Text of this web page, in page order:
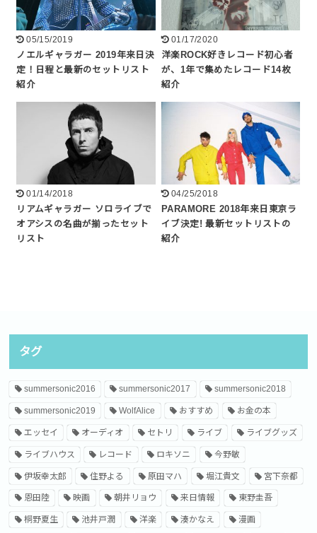
05/15/2019
ノエルギャラガー 2019年来日決
定！日程と最新のセットリスト
紹介
01/17/2020
洋楽ROCK好きレコード初心者
が、1年で集めたレコード14枚
紹介
01/14/2018
リアムギャラガー ソロライブで
オアシスの名曲が揃ったセット
リスト
04/25/2018
PARAMORE 2018年来日東京ラ
イブ決定! 最新セットリストの
紹介
タグ
summersonic2016 summersonic2017 summersonic2018
summersonic2019 WolfAlice おすすめ お金の本
エッセイ オーディオ セトリ ライブ ライブグッズ
ライブハウス レコード ロキソニ 今野敏
伊坂幸太郎 住野よる 原田マハ 堀江貴文 宮下奈都
恩田陸 映画 朝井リョウ 来日情報 東野圭吾
桐野夏生 池井戸潤 洋楽 湊かなえ 漫画